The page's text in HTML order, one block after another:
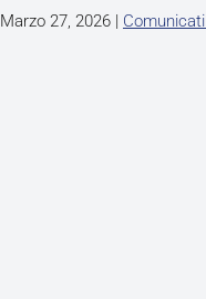
Marzo 27, 2026 |